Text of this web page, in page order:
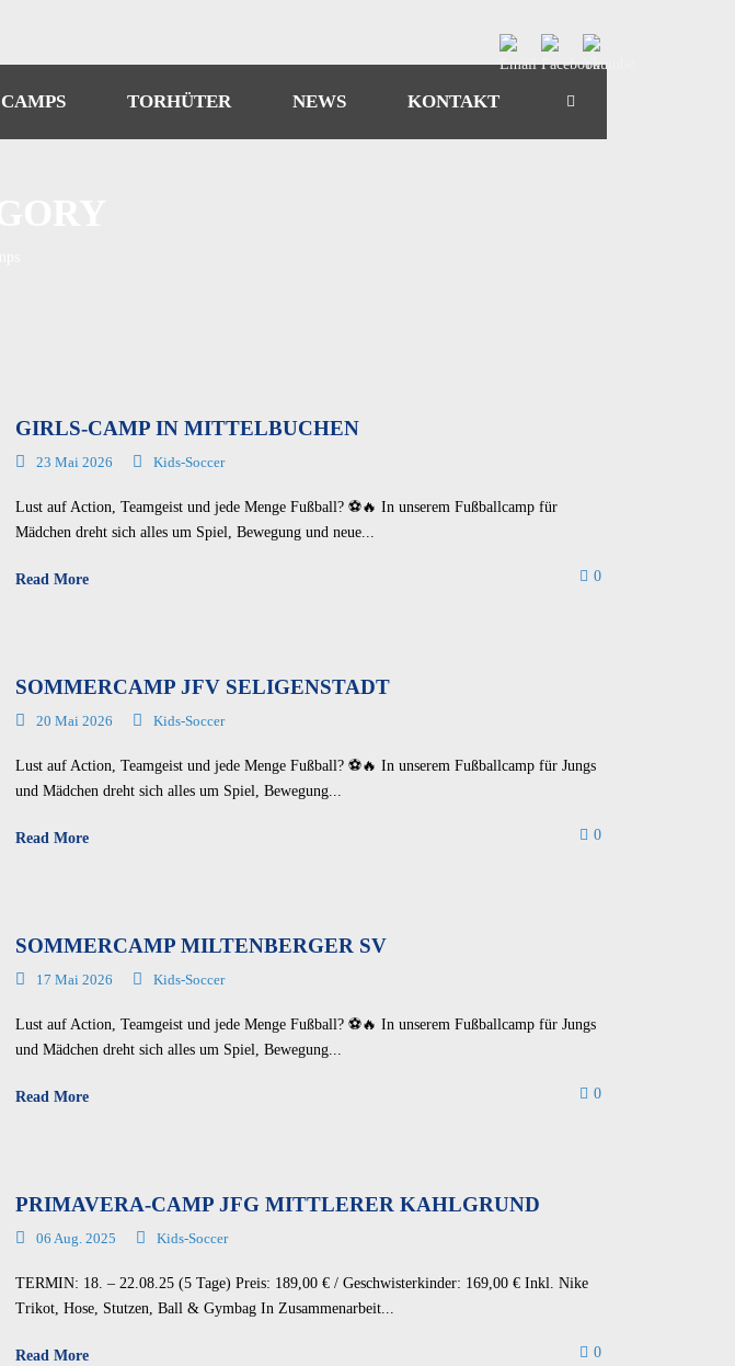
CAMPS TORHÜTER NEWS KONTAKT
GIRLS-CAMP IN MITTELBUCHEN
23 Mai 2026 Kids-Soccer
Lust auf Action, Teamgeist und jede Menge Fußball? ⚽🔥 In unserem Fußballcamp für
Mädchen dreht sich alles um Spiel, Bewegung und neue...
Read More 0
SOMMERCAMP JFV SELIGENSTADT
20 Mai 2026 Kids-Soccer
Lust auf Action, Teamgeist und jede Menge Fußball? ⚽🔥 In unserem Fußballcamp für Jungs
und Mädchen dreht sich alles um Spiel, Bewegung...
Read More 0
SOMMERCAMP MILTENBERGER SV
17 Mai 2026 Kids-Soccer
Lust auf Action, Teamgeist und jede Menge Fußball? ⚽🔥 In unserem Fußballcamp für Jungs
und Mädchen dreht sich alles um Spiel, Bewegung...
Read More 0
PRIMAVERA-CAMP JFG MITTLERER KAHLGRUND
06 Aug. 2025 Kids-Soccer
TERMIN: 18. – 22.08.25 (5 Tage) Preis: 189,00 € / Geschwisterkinder: 169,00 € Inkl. Nike
Trikot, Hose, Stutzen, Ball & Gymbag In Zusammenarbeit...
Read More 0